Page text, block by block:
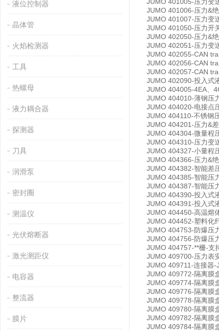
液位控制器
晶体管
火焰检测器
工具
热螺母
液力耦合器
探测器
刀具
润滑泵
密封圈
测温仪
光伏熔断器
激光测距仪
电容器
整流器
膜片
JUMO 401006-压力&
JUMO 401007-压力变
JUMO 401050-压力开
JUMO 402050-压力&
JUMO 402051-压力变
JUMO 402055-CAN
JUMO 402056-CAN
JUMO 402057-CAN
JUMO 402090-投入式
JUMO 404005-4EA、
JUMO 404010-薄钢压
JUMO 404020-电接点
JUMO 404110-不锈钢
JUMO 404201-压力&
JUMO 404304-微量程
JUMO 404310-压力变
JUMO 404327-小量程
JUMO 404366-压力&
JUMO 404382-智能差
JUMO 404385-智能压
JUMO 404387-智能压
JUMO 404390-投入式
JUMO 404391-投入式
JUMO 404450-高温熔
JUMO 404452-塑料化
JUMO 404753-防爆压
JUMO 404756-防爆压
JUMO 404757-**栅-支
JUMO 409700-压力表
JUMO 409711-连接器-
JUMO 409772-隔离膜
JUMO 409774-隔离膜
JUMO 409776-隔离膜
JUMO 409778-隔离膜
JUMO 409780-隔离膜
JUMO 409782-隔离膜
JUMO 409784-隔离膜